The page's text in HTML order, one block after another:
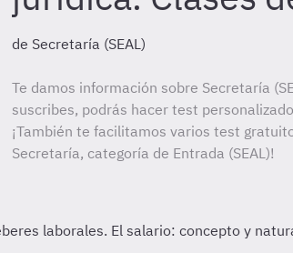
de Secretaría (SEAL)
Te damos información sobre Secretaría
suscribes, podrás hacer test
¡También te facilitamos varios test
Secretaría, categoría de Entrada (SEAL)!